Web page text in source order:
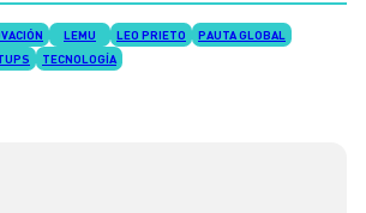
LEMU LEO PRIETO
PAUTA GLOBAL
TECNOLOGÍA